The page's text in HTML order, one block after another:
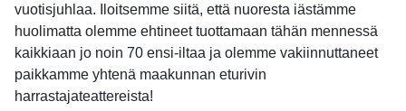
vuotisjuhlaa. Iloitsemme siitä, että nuoresta iästämme
huolimatta olemme ehtineet tuottamaan tähän mennessä
kaikkiaan jo noin 70 ensi-iltaa ja olemme vakiinnuttaneet
paikkamme yhtenä maakunnan eturivin
harrastajateattereista!